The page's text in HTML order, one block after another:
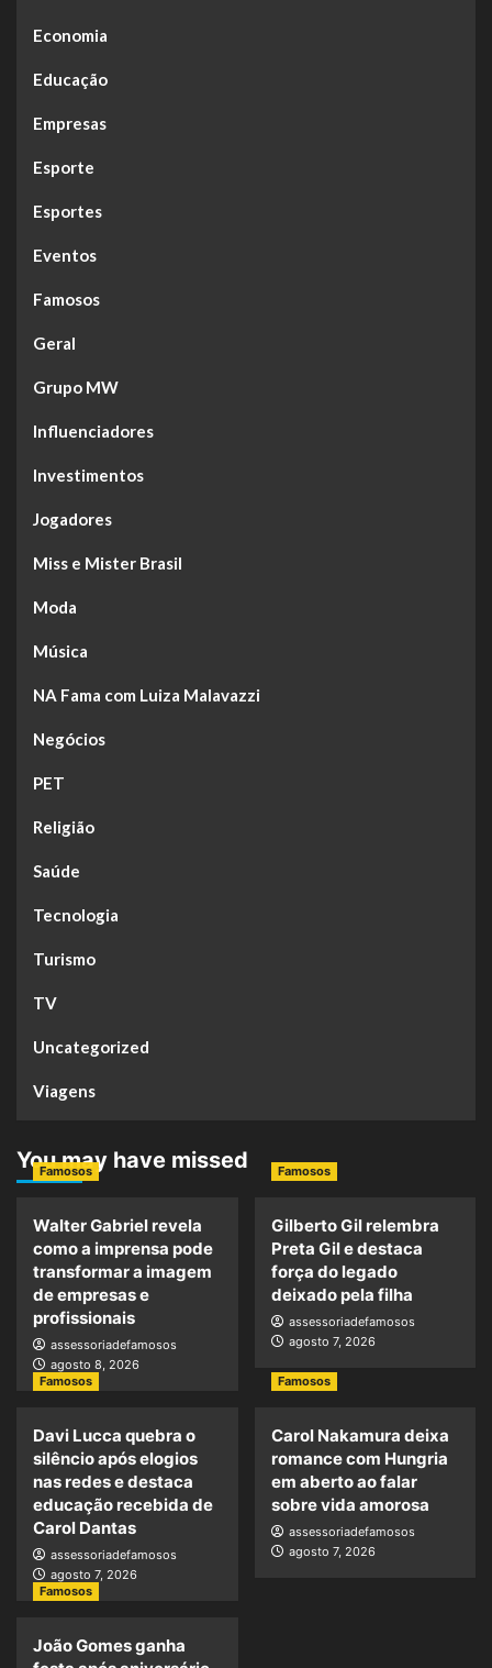
Economia
Educação
Empresas
Esporte
Esportes
Eventos
Famosos
Geral
Grupo MW
Influenciadores
Investimentos
Jogadores
Miss e Mister Brasil
Moda
Música
NA Fama com Luiza Malavazzi
Negócios
PET
Religião
Saúde
Tecnologia
Turismo
TV
Uncategorized
Viagens
You may have missed
Famosos
Walter Gabriel revela
como a imprensa pode
transformar a imagem
de empresas e
profissionais
assessoriadefamosos
agosto 8, 2026
Famosos
Gilberto Gil relembra
Preta Gil e destaca
força do legado
deixado pela filha
assessoriadefamosos
agosto 7, 2026
Famosos
Davi Lucca quebra o
silêncio após elogios
nas redes e destaca
educação recebida de
Carol Dantas
assessoriadefamosos
agosto 7, 2026
Famosos
Carol Nakamura deixa
romance com Hungria
em aberto ao falar
sobre vida amorosa
assessoriadefamosos
agosto 7, 2026
Famosos
João Gomes ganha